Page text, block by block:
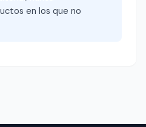
en los que no